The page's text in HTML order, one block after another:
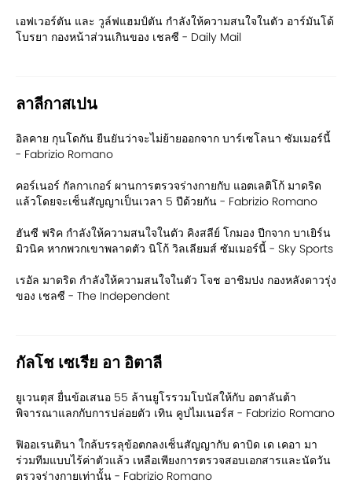
เอฟเวอร์ตัน และ วูล์ฟแฮมป์ตัน กำลังให้ความสนใจในตัว อาร์มันโด้
โบรยา กองหน้าส่วนเกินของ เชลซี - Daily Mail
ลาลีกาสเปน
อิลคาย กุนโดกัน ยืนยันว่าจะไม่ย้ายออกจาก บาร์เซโลนา ซัมเมอร์นี้
- Fabrizio Romano
คอร์เนอร์ กัลกาเกอร์ ผานการตรวจร่างกายกับ แอตเลติโก้ มาดริด
แล้วโดยจะเซ็นสัญญาเป็นเวลา 5 ปีด้วยกัน - Fabrizio Romano
ฮันซี ฟริค กำลังให้ความสนใจในตัว คิงสลีย์ โกมอง ปีกจาก บาเยิร์น
มิวนิค หากพวกเขาพลาดตัว นิโก้ วิลเลียมส์ ซัมเมอร์นี้ - Sky Sports
เรอัล มาดริด กำลังให้ความสนใจในตัว โจช อาชิมปง กองหลังดาวรุ่ง
ของ เชลซี - The Independent
กัลโช เซเรีย อา อิตาลี
ยูเวนตุส ยื่นข้อเสนอ 55 ล้านยูโรรวมโบนัสให้กับ อตาลันต้า
พิจารณาแลกกับการปล่อยตัว เทิน คูปไมเนอร์ส - Fabrizio Romano
ฟิออเรนตินา ใกล้บรรลุข้อตกลงเซ็นสัญญากับ ดาบิด เด เคอา มา
ร่วมทีมแบบไร้ค่าตัวแล้ว เหลือเพียงการตรวจสอบเอกสารและนัดวัน
ตรวจร่างกายเท่านั้น - Fabrizio Romano